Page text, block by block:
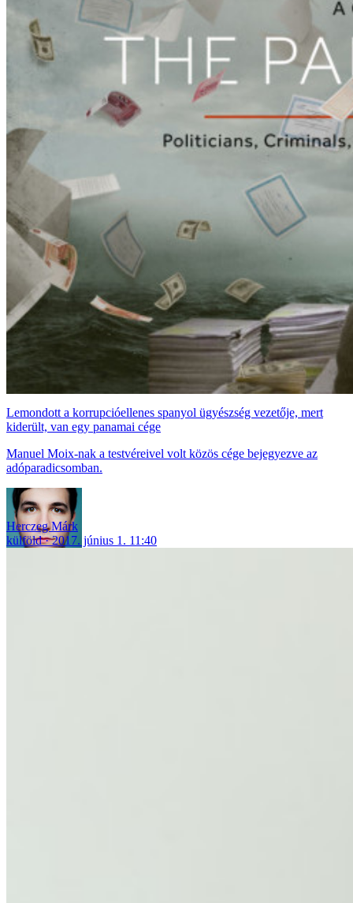
Lemondott a korrupcióellenes spanyol ügyészség vezetője, mert
kiderült, van egy panamai cége
Manuel Moix-nak a testvéreivel volt közös cége bejegyezve az
adóparadicsomban.
Herczeg Márk
külföld
2017. június 1. 11:40